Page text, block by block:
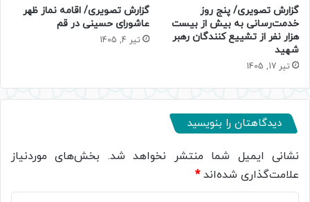
گزارش تصویری/ پنج روز
خدمت‌رسانی به بیش از بیست
هزار نفر از تشییع کنندگان رهبر
شهید
تیر 17, 1405
گزارش تصویری/ اقامه نماز ظهر
عاشورای حسینی در قم
تیر 4, 1405
دیدگاهتان را بنویسید
نشانی ایمیل شما منتشر نخواهد شد. بخش‌های موردنیاز
علامت‌گذاری شده‌اند*